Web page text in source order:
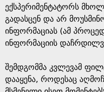
ექსპერიმენტატორს
გადასცენ და არ
ინფორმაციას (ამ
ინფორმაციის
შემდგომმა კვლევამ
დააყენა, როდესაც